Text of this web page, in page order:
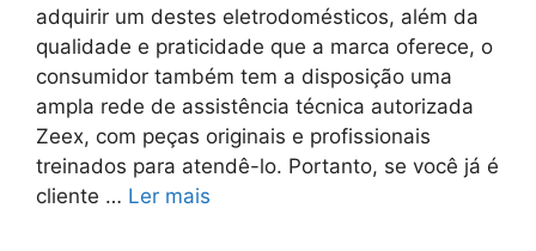
adquirir um destes eletrodomésticos, além da
qualidade e praticidade que a marca oferece, o
consumidor também tem a disposição uma
ampla rede de assistência técnica autorizada
Zeex, com peças originais e profissionais
treinados para atendê-lo. Portanto, se você já é
cliente … Ler mais